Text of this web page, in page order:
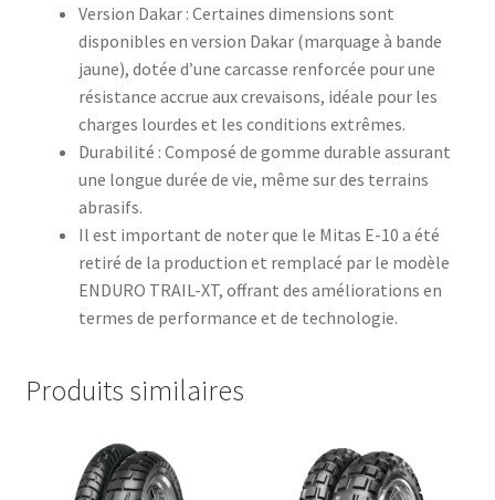
Version Dakar : Certaines dimensions sont
disponibles en version Dakar (marquage à bande
jaune), dotée d’une carcasse renforcée pour une
résistance accrue aux crevaisons, idéale pour les
charges lourdes et les conditions extrêmes.
Durabilité : Composé de gomme durable assurant
une longue durée de vie, même sur des terrains
abrasifs.
Il est important de noter que le Mitas E-10 a été
retiré de la production et remplacé par le modèle
ENDURO TRAIL-XT, offrant des améliorations en
termes de performance et de technologie.
Produits similaires